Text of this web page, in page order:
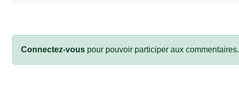
Connectez-vous pour pouvoir participer aux commentaires.